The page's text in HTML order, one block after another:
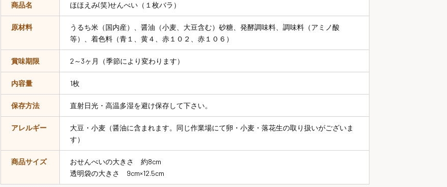
商品名 ほほえみ(笑)せんべい（１枚バラ）
原材料
うるち米（国内産）、醤油（小麦、大豆含む）砂糖、発酵調味料、調味料（アミノ酸
等）、着色料（青１、黄４、赤１０２、赤１０６）
賞味期限 2～3ヶ月（季節により変わります）
内容量 1枚
保存方法 直射日光・高温多湿を避け保存して下さい。
アレルギー
大豆・小麦（醤油に含まれます。同じ作業場にて卵・小麦・落花生の取り扱いがございま
す）
商品サイズ
おせんべいの大きさ 約8cm
透明袋の大きさ 9cm×12.5cm